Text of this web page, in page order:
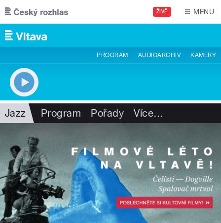
Přejít k hlavnímu obsahu
ŽIVĚ MENU
PROGRAM AUDIOARCHIV KAMERY
Jazz Program Pořady Více…